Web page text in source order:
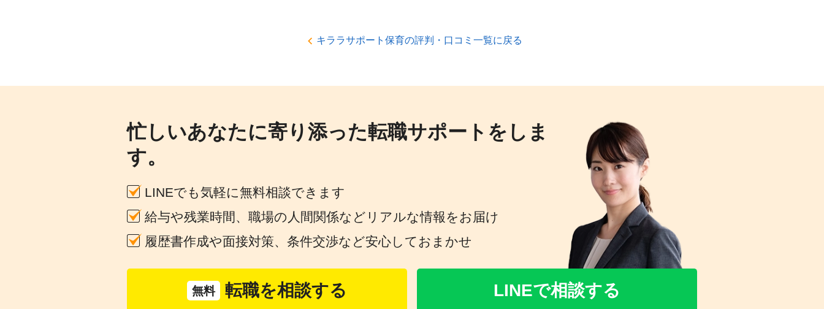
キララサポート保育の評判・口コミ一覧に戻る
忙しいあなたに寄り添った転職サポートをしま
す。
LINEでも気軽に無料相談できます
給与や残業時間、職場の人間関係などリアルな情報をお届け
履歴書作成や面接対策、条件交渉など安心しておまかせ
無料 転職を相談する LINEで相談する